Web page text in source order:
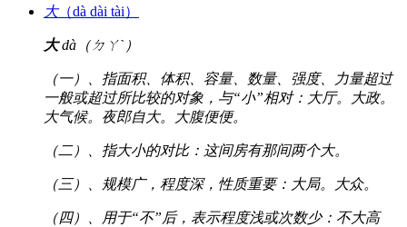
大（dà dài tài）
大dà（ㄉㄚˋ）
（一）、指面积、体积、容量、数量、强度、力量超过
一般或超过所比较的对象，与“小”相对：大厅。大政。
大气候。夜郎自大。大腹便便。
（二）、指大小的对比：这间房有那间两个大。
（三）、规模广，程度深，性质重要：大局。大众。
（四）、用于“不”后，表示程度浅或次数少：不大高